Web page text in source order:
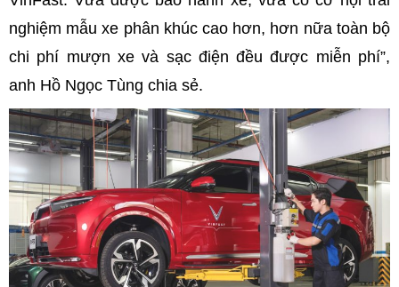
nghiệm mẫu xe phân khúc cao hơn, hơn nữa toàn bộ
chi phí mượn xe và sạc điện đều được miễn phí”,
anh Hồ Ngọc Tùng chia sẻ.